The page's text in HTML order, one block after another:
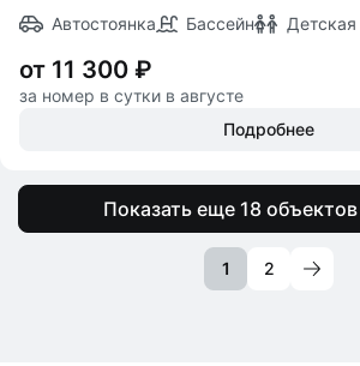
Автостоянка
Бассейн
от 11 300 ₽
за номер в сутки в августе
Подробнее
Показать еще 18 объектов
1 2